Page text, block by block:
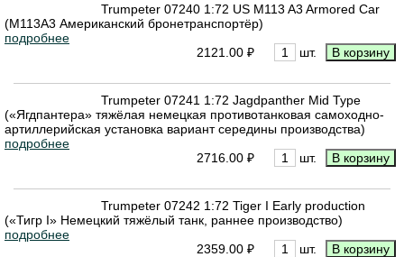
Trumpeter 07240 1:72 US M113 A3 Armored Car
(M113A3 Американский бронетранспортёр)
подробнее
2121.00 ₽
шт.
Trumpeter 07241 1:72 Jagdpanther Mid Type
(«Ягдпантера» тяжёлая немецкая противотанковая самоходно-
артиллерийская установка вариант середины производства)
подробнее
2716.00 ₽
шт.
Trumpeter 07242 1:72 Tiger I Early production
(«Тигр I» Немецкий тяжёлый танк, раннее производство)
подробнее
2359.00 ₽
шт.